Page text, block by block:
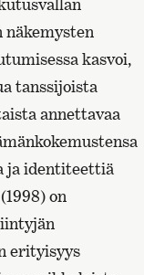
näkemysten
kasvoi,
tanssijoista
annettavaa
ja identiteettiä
on
erityisyys